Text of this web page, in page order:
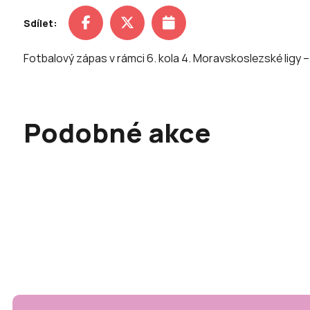
Sdílet:
Fotbalový zápas v rámci 6. kola 4. Moravskoslezské ligy
Podobné akce